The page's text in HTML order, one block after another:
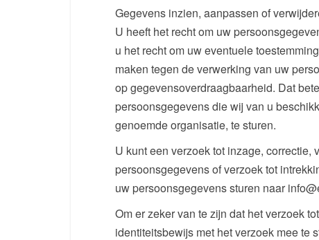
Gegevens inzien, aanpassen of
U heeft het recht om uw
u het recht om uw eventuele
maken tegen de verwerking van uw
op gegevensoverdraagbaarheid. Dat
persoonsgegevens die wij van u
genoemde organisatie, te sturen.
U kunt een verzoek tot inzage,
persoonsgegevens of verzoek tot
uw persoonsgegevens sturen naar
Om er zeker van te zijn dat het verzoek
identiteitsbewijs met het verzoek mee te